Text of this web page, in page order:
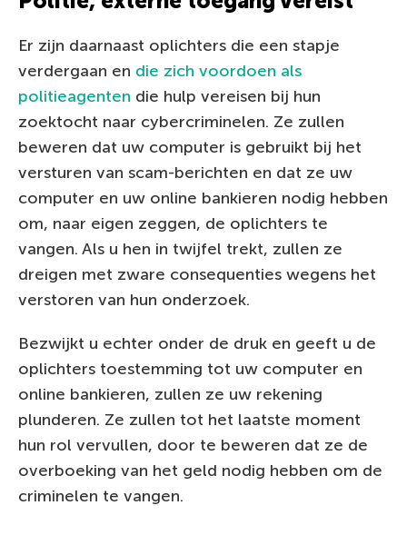
Er zijn daarnaast oplichters die een stapje
verdergaan en die zich voordoen als
politieagenten die hulp vereisen bij hun
zoektocht naar cybercriminelen. Ze zullen
beweren dat uw computer is gebruikt bij het
versturen van scam-berichten en dat ze uw
computer en uw online bankieren nodig hebben
om, naar eigen zeggen, de oplichters te
vangen. Als u hen in twijfel trekt, zullen ze
dreigen met zware consequenties wegens het
verstoren van hun onderzoek.
Bezwijkt u echter onder de druk en geeft u de
oplichters toestemming tot uw computer en
online bankieren, zullen ze uw rekening
plunderen. Ze zullen tot het laatste moment
hun rol vervullen, door te beweren dat ze de
overboeking van het geld nodig hebben om de
criminelen te vangen.